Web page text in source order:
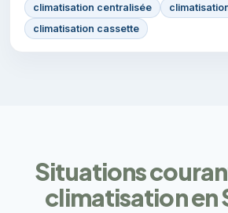
climatisation centralisée
climatisation cassette
Situations
climatisation en